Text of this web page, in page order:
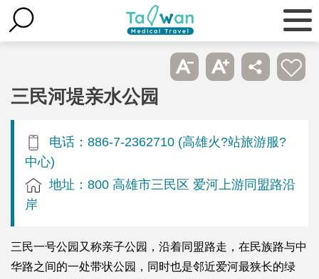
三民河堤亲水公园
电话：886-7-2362710 (高雄火?站旅游服?
中心)
地址：800 高雄市三民区 爱河上游同盟路沿
岸
三民一号公园又称亲子公园，沿着同盟路走，在民族路与中
华路之间的一处带状公园，同时也是邻近爱河最狭长的绿